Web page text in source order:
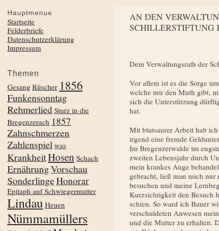
AN DEN
Dem Verwaltungsrath der
Vor allem ist es die Sorge
welche mir den Muth gibt,
sich die Unterstützung
hat.
Mit blutsaurer Arbeit hab
irgend eine fremde
Im Bregenzerwalde im
zweiten Lebensjahr durch
mein krankes Auge
gebracht, ließ man mich
besuchen und meine
Kurzsichtigkeit den Besuch
schien. So ward ich Bauer
verschuldeten Anwesen
und die Mutter zu erhalten.
Hauptmenue
Startseite
Felderbriefe
Datenschutzerklärung
Impressum
Themen
Gesang Rüscher 1856
Funkensonntag
Rehmerlied Sturz in die
Bregenzerach 1857
Zahnschmerzen
Zahlenspiel was
KrankheitHosen Schach
ErnährungVorschau
SonderlingeHonorar
Epitaph auf Schwiegermutter
Lindau Heuen
Nümmamüllers